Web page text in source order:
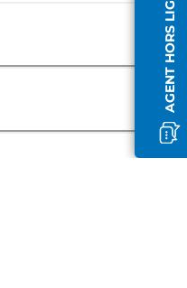
AGENT HORS LIGNE